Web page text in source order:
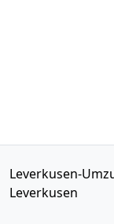
Leverkusen-
Leverkusen